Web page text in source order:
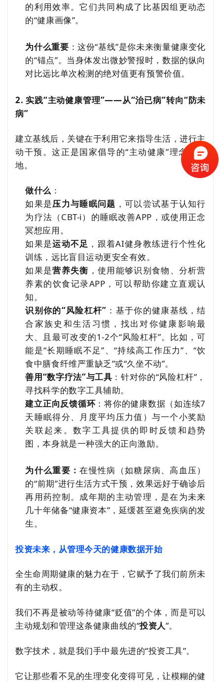
的利用效率。它们共同构成了比基因组更动态
的“健康画像”。
为什么重要 ：这份“基线”是你未来衡量健康变化
的“锚点”。当身体发出微妙警报时，数据的纵向
对比远比单次检测的绝对值更有预警价值。
2. 实践“主动健康管理”——从“治已病”转向“防未
病”
建立基线后，关键在于利用它来指导生活，进行主
动干预。这正是国家倡导的“主动健康”理念的落
地。
做什么 ：
如果是压力与睡眠问题 ，可以尝试基于认知行
为疗法（CBT-i）的睡眠改善APP，或使用正念
冥想应用。
如果是运动不足 ，跟着AI健身教练进行个性化
训练，远比盲目运动更安全有效。
如果是营养失衡 ，使用能够识别食物、分析营
养素的饮食记录APP，可以帮助你建立直观认
知。
识别你的“风险杠杆” ：基于你的健康基线，结
合家族史和生活习惯，找出对你健康影响最
大、且最可改变的1-2个“风险杠杆”。比如，可
能是“长期睡眠不足”、“持续高工作压力”、“饮
食中膳食纤维严重缺乏”或“久坐不动”。
善用“数字疗法”与工具 ：针对你的“风险杠杆”，
寻找科学的数字工具辅助。
建立正向反馈循环：将你的健康数据（如连续7
天睡眠得分、月度平均压力值）与一个小奖励
关联起来。数字工具提供的即时反馈和趋势
图，本身就是一种强大的正向激励。
为什么重要：在慢性病（如糖尿病、高血压）
的“前期”进行生活方式干预，效果远好于确诊后
再用药控制。成年期的主动管理，是在为未来
几十年储备“健康资本”，延缓甚至避免疾病的发
生。
投资未来，从管理今天的健康数据开始
全生命周期健康的魅力在于，它赋予了我们前所未
有的主动权。
我们不再是被动等待健康“贬值”的个体，而是可以
主动规划和管理这条健康曲线的“投资人”。
数字技术，就是我们手中最先进的“投资工具”。
它让那些看不见的生理变化变得可见，让模糊的健